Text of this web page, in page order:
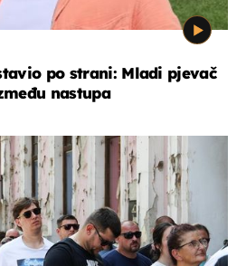
po strani: Mladi pjevač
nastupa